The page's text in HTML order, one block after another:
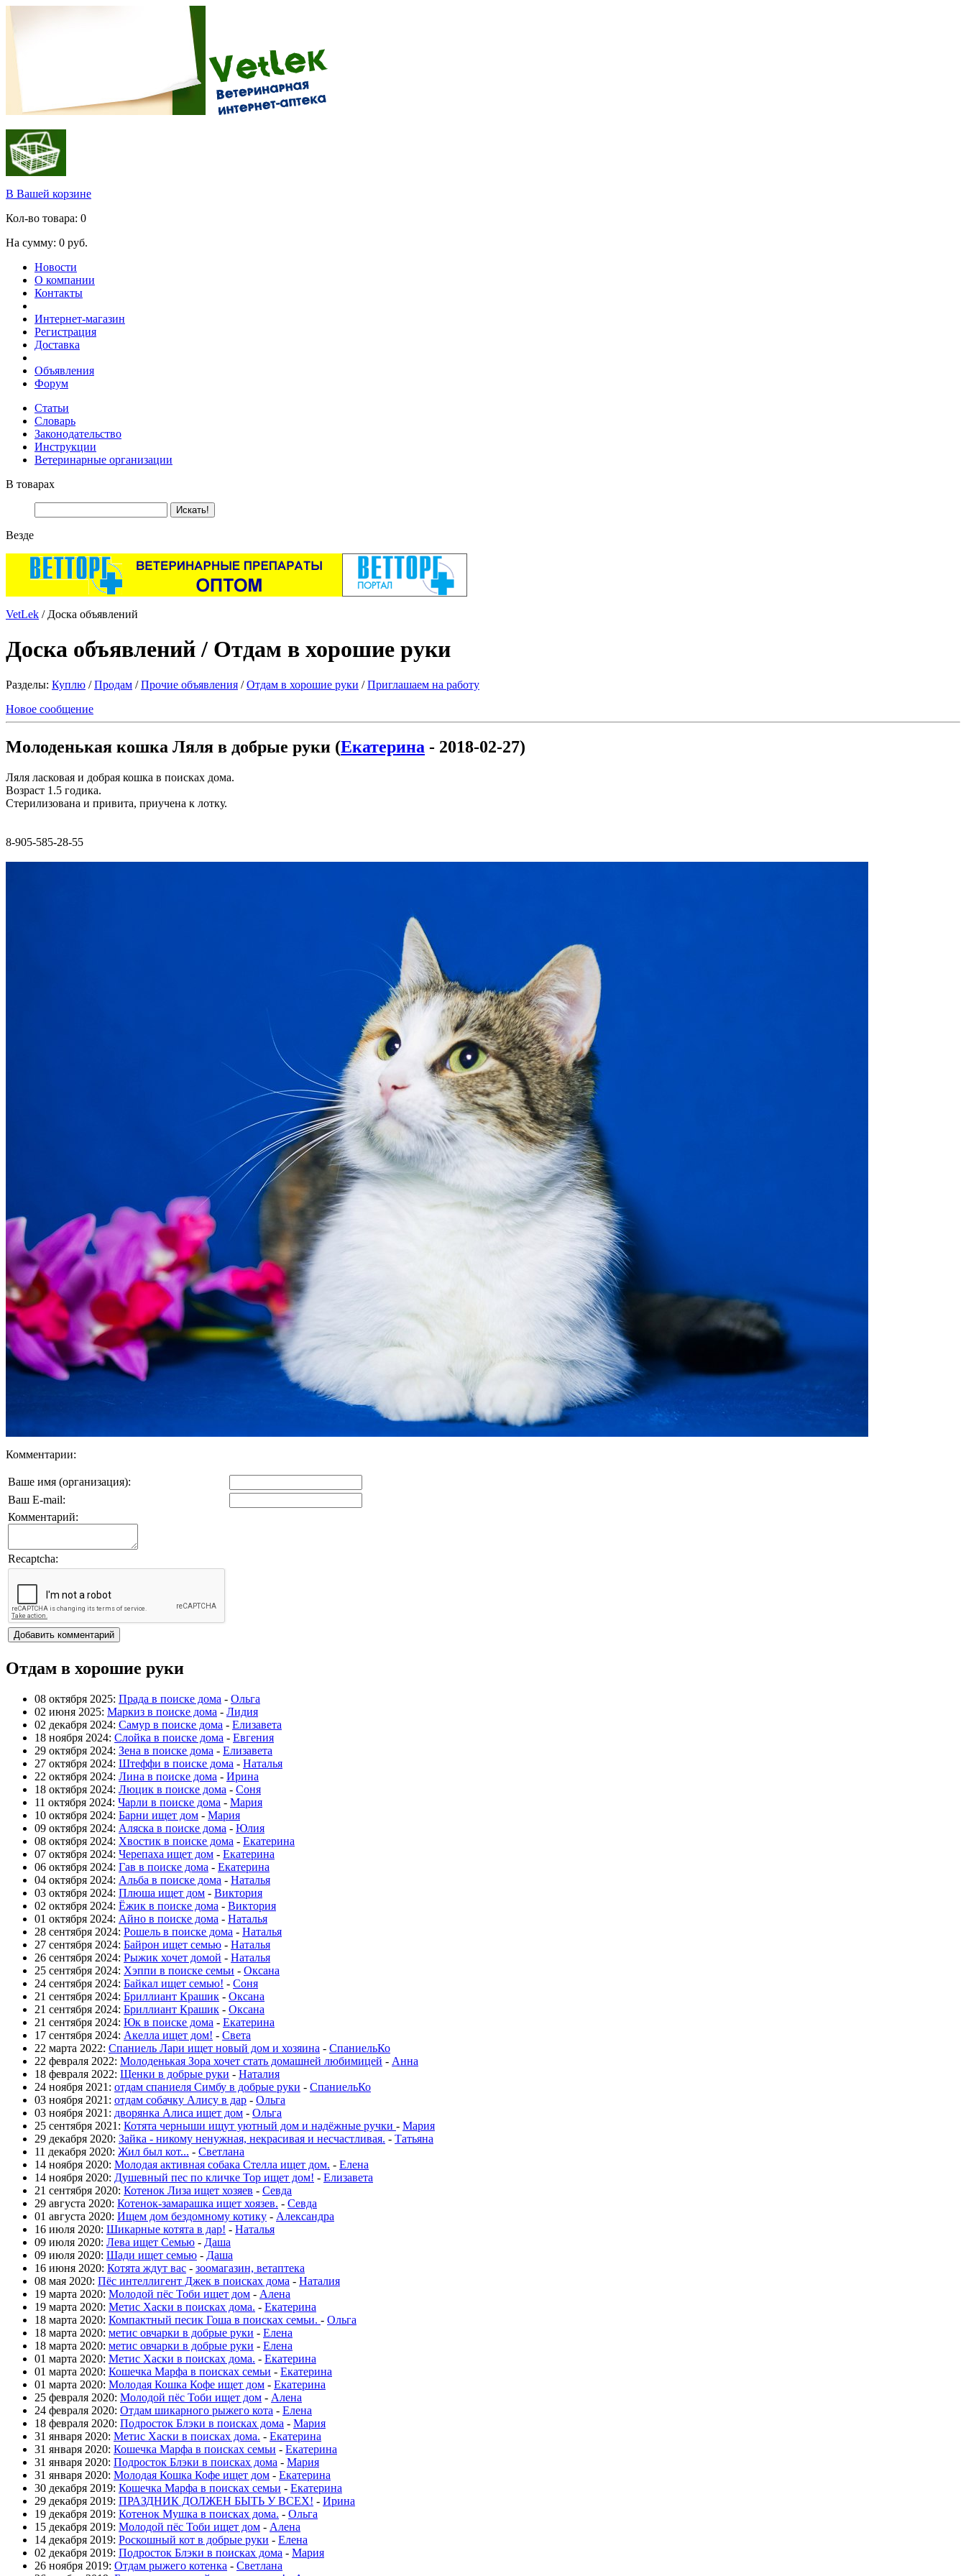
В Вашей корзине
Кол-во товара: 0
На сумму: 0 руб.
Новости
О компании
Контакты
Интернет-магазин
Регистрация
Доставка
Объявления
Форум
Статьи
Словарь
Законодательство
Инструкции
Ветеринарные организации
В товарах
Везде
VetLek / Доска объявлений
Доска объявлений / Отдам в хорошие руки
Разделы: Куплю /Продам /Прочие объявления /Отдам в хорошие руки /Приглашаем на работу
Новое сообщение
Молоденькая кошка Ляля в добрые руки (Екатерина - 2018-02-27)
Ляля ласковая и добрая кошка в поисках дома.
Возраст 1.5 годика.
Стерилизована и привита, приучена к лотку.
8-905-585-28-55
Комментарии:
Ваше имя (организация):
Ваш E-mail:
Комментарий:
Recaptcha:
Отдам в хорошие руки
08 октября 2025: Прада в поиске дома - Ольга
02 июня 2025: Маркиз в поиске дома - Лидия
02 декабря 2024: Самур в поиске дома - Елизавета
18 ноября 2024: Слойка в поиске дома - Евгения
29 октября 2024: Зена в поиске дома - Елизавета
27 октября 2024: Штеффи в поиске дома - Наталья
22 октября 2024: Лина в поиске дома - Ирина
18 октября 2024: Люцик в поиске дома - Соня
11 октября 2024: Чарли в поиске дома - Мария
10 октября 2024: Барни ищет дом - Мария
09 октября 2024: Аляска в поиске дома - Юлия
08 октября 2024: Хвостик в поиске дома - Екатерина
07 октября 2024: Черепаха ищет дом - Екатерина
06 октября 2024: Гав в поиске дома - Екатерина
04 октября 2024: Альба в поиске дома - Наталья
03 октября 2024: Плюша ищет дом - Виктория
02 октября 2024: Ёжик в поиске дома - Виктория
01 октября 2024: Айно в поиске дома - Наталья
28 сентября 2024: Рошель в поиске дома - Наталья
27 сентября 2024: Байрон ищет семью - Наталья
26 сентября 2024: Рыжик хочет домой - Наталья
25 сентября 2024: Хэппи в поиске семьи - Оксана
24 сентября 2024: Байкал ищет семью! - Соня
21 сентября 2024: Бриллиант Крашик - Оксана
21 сентября 2024: Бриллиант Крашик - Оксана
21 сентября 2024: Юк в поиске дома - Екатерина
17 сентября 2024: Акелла ищет дом! - Света
22 марта 2022: Спаниель Лари ищет новый дом и хозяина - СпаниельКо
22 февраля 2022: Молоденькая Зора хочет стать домашней любимицей - Анна
18 февраля 2022: Щенки в добрые руки - Наталия
24 ноября 2021: отдам спаниеля Симбу в добрые руки - СпаниельКо
03 ноября 2021: отдам собачку Алису в дар - Ольга
03 ноября 2021: дворянка Алиса ищет дом - Ольга
25 сентября 2021: Котята черныши ищут уютный дом и надёжные ручки - Мария
29 декабря 2020: Зайка - никому ненужная, некрасивая и несчастливая. - Татьяна
11 декабря 2020: Жил был кот... - Светлана
14 ноября 2020: Молодая активная собака Стелла ищет дом. - Елена
14 ноября 2020: Душевный пес по кличке Тор ищет дом! - Елизавета
21 сентября 2020: Котенок Лиза ищет хозяев - Севда
29 августа 2020: Котенок-замарашка ищет хоязев. - Севда
01 августа 2020: Ищем дом бездомному котику - Александра
16 июля 2020: Шикарные котята в дар! - Наталья
09 июля 2020: Лева ищет Семью - Даша
09 июля 2020: Шади ищет семью - Даша
16 июня 2020: Котята ждут вас - зоомагазин, ветаптека
08 мая 2020: Пёс интеллигент Джек в поисках дома - Наталия
19 марта 2020: Молодой пёс Тоби ищет дом - Алена
19 марта 2020: Метис Хаски в поисках дома. - Екатерина
18 марта 2020: Компактный песик Гоша в поисках семьи. - Ольга
18 марта 2020: метис овчарки в добрые руки - Елена
18 марта 2020: метис овчарки в добрые руки - Елена
01 марта 2020: Метис Хаски в поисках дома. - Екатерина
01 марта 2020: Кошечка Марфа в поисках семьи - Екатерина
01 марта 2020: Молодая Кошка Кофе ищет дом - Екатерина
25 февраля 2020: Молодой пёс Тоби ищет дом - Алена
24 февраля 2020: Отдам шикарного рыжего кота - Елена
18 февраля 2020: Подросток Блэки в поисках дома - Мария
31 января 2020: Метис Хаски в поисках дома. - Екатерина
31 января 2020: Кошечка Марфа в поисках семьи - Екатерина
31 января 2020: Подросток Блэки в поисках дома - Мария
31 января 2020: Молодая Кошка Кофе ищет дом - Екатерина
30 декабря 2019: Кошечка Марфа в поисках семьи - Екатерина
29 декабря 2019: ПРАЗДНИК ДОЛЖЕН БЫТЬ У ВСЕХ! - Ирина
19 декабря 2019: Котенок Мушка в поисках дома. - Ольга
15 декабря 2019: Молодой пёс Тоби ищет дом - Алена
14 декабря 2019: Роскошный кот в добрые руки - Елена
02 декабря 2019: Подросток Блэки в поисках дома - Мария
26 ноября 2019: Отдам рыжего котенка - Светлана